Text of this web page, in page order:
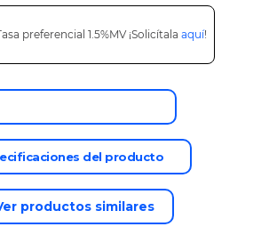
preferencial 1.5%MV ¡Solicítala aquí!
del producto
productos similares